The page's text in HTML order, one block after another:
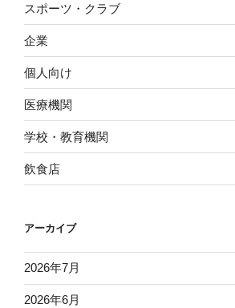
スポーツ・クラブ
企業
個人向け
医療機関
学校・教育機関
飲食店
アーカイブ
2026年7月
2026年6月